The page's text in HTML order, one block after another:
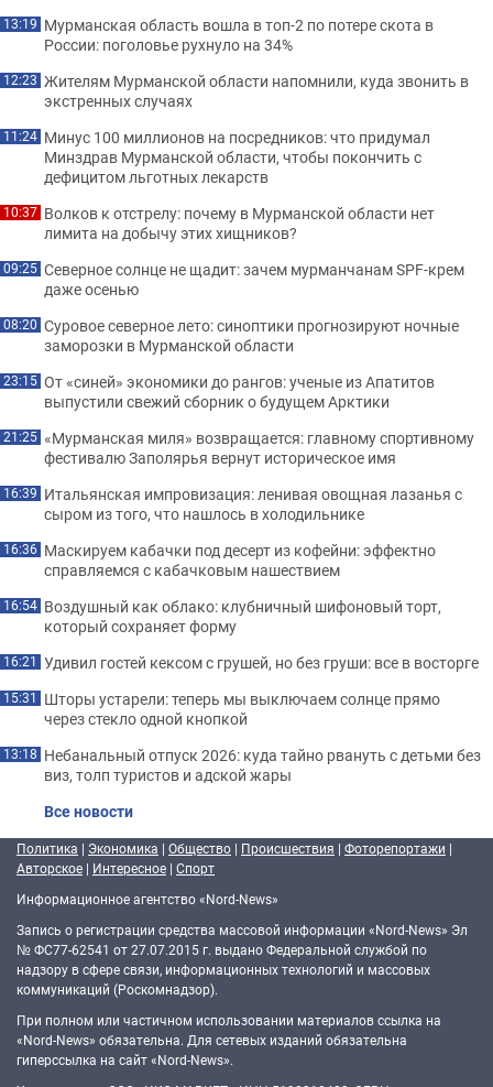
13:19 Мурманская область вошла в топ-2 по потере скота в
России: поголовье рухнуло на 34%
12:23 Жителям Мурманской области напомнили, куда звонить в
экстренных случаях
11:24 Минус 100 миллионов на посредников: что придумал
Минздрав Мурманской области, чтобы покончить с
дефицитом льготных лекарств
10:37 Волков к отстрелу: почему в Мурманской области нет
лимита на добычу этих хищников?
09:25 Северное солнце не щадит: зачем мурманчанам SPF-крем
даже осенью
08:20 Суровое северное лето: синоптики прогнозируют ночные
заморозки в Мурманской области
23:15 От «синей» экономики до рангов: ученые из Апатитов
выпустили свежий сборник о будущем Арктики
21:25 «Мурманская миля» возвращается: главному спортивному
фестивалю Заполярья вернут историческое имя
16:39 Итальянская импровизация: ленивая овощная лазанья с
сыром из того, что нашлось в холодильнике
16:36 Маскируем кабачки под десерт из кофейни: эффектно
справляемся с кабачковым нашествием
16:54 Воздушный как облако: клубничный шифоновый торт,
который сохраняет форму
16:21 Удивил гостей кексом с грушей, но без груши: все в восторге
15:31 Шторы устарели: теперь мы выключаем солнце прямо
через стекло одной кнопкой
13:18 Небанальный отпуск 2026: куда тайно рвануть с детьми без
виз, толп туристов и адской жары
Все новости
Политика | Экономика | Общество | Происшествия | Фоторепортажи |
Авторское | Интересное | Спорт
Информационное агентство «Nord-News»
Запись о регистрации средства массовой информации «Nord-News» Эл
№ ФС77-62541 от 27.07.2015 г. выдано Федеральной службой по
надзору в сфере связи, информационных технологий и массовых
коммуникаций (Роскомнадзор).
При полном или частичном использовании материалов ссылка на
«Nord-News» обязательна. Для сетевых изданий обязательна
гиперссылка на сайт «Nord-News».